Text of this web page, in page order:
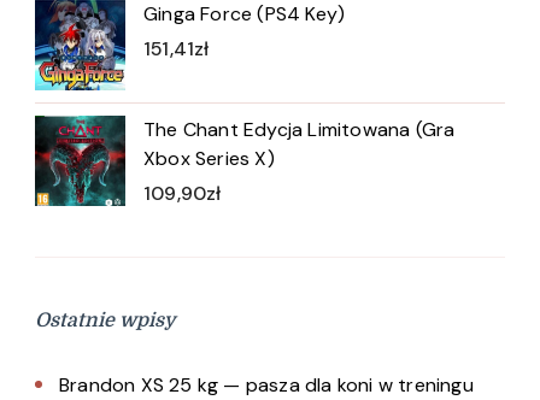
Ginga Force (PS4 Key)
151,41zł
The Chant Edycja Limitowana (Gra
Xbox Series X)
109,90zł
Ostatnie wpisy
Brandon XS 25 kg — pasza dla koni w treningu